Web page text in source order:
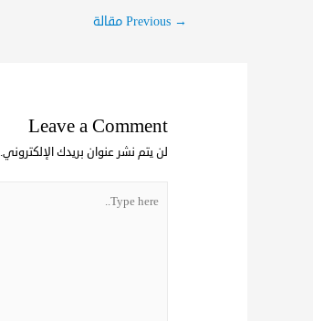
→ Previous مقالة
Leave a Comment
لن يتم نشر عنوان بريدك الإلكتروني.